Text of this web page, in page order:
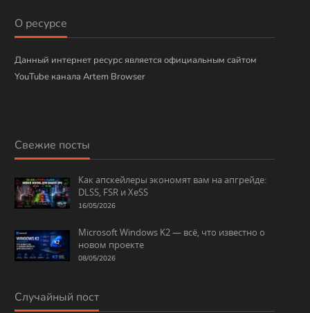
к
О ресурсе
Данный интернет ресурс является официальным сайтом
YouTube канала Artem Browser
Свежие посты
Как апскейлеры экономят вам на апгрейде:
DLSS, FSR и XeSS
16/05/2026
Microsoft Windows K2 — всё, что известно о
новом проекте
08/05/2026
Случайный пост